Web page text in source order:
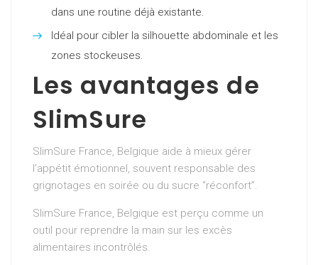
dans une routine déjà existante.
Idéal pour cibler la silhouette abdominale et les
zones stockeuses.
Les avantages de
SlimSure
SlimSure France, Belgique aide à mieux gérer
l’appétit émotionnel, souvent responsable des
grignotages en soirée ou du sucre “réconfort”.
SlimSure France, Belgique est perçu comme un
outil pour reprendre la main sur les excès
alimentaires incontrôlés.